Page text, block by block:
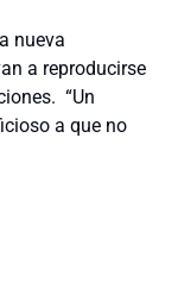
nueva
a reproducirse
“Un
a que no